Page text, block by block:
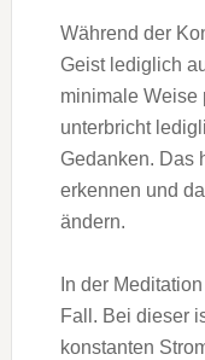
Während der
Geist lediglich
minimale Weise
unterbricht
Gedanken. Das
erkennen und
ändern.
In der
Fall. Bei dieser
konstanten